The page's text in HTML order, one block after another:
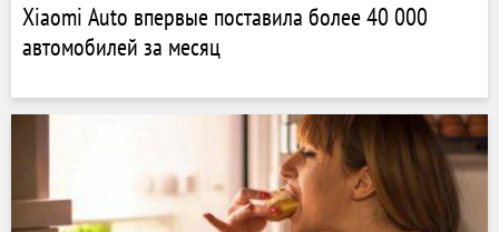
Xiaomi Auto впервые поставила более 40 000
автомобилей за месяц